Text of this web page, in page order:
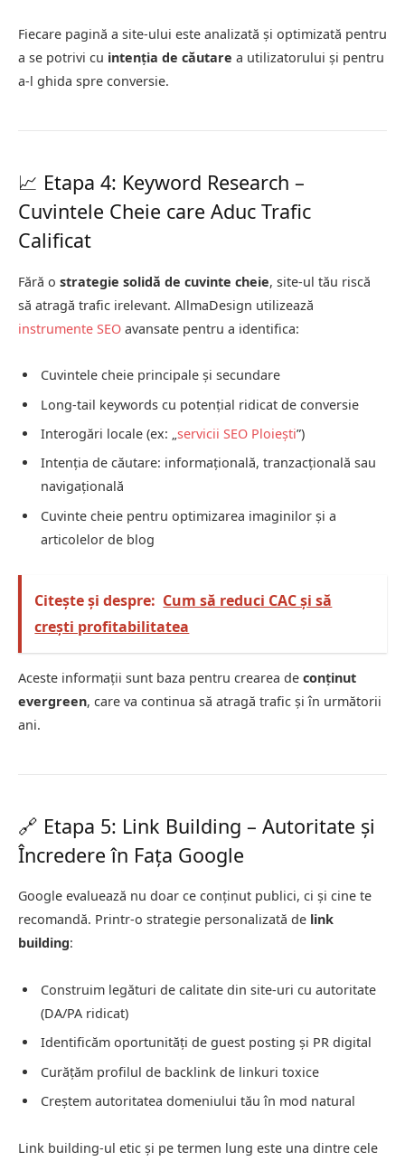
Fiecare pagină a site-ului este analizată și optimizată pentru
a se potrivi cu intenția de căutare a utilizatorului și pentru
a-l ghida spre conversie.
📈 Etapa 4: Keyword Research –
Cuvintele Cheie care Aduc Trafic
Calificat
Fără o strategie solidă de cuvinte cheie, site-ul tău riscă
să atragă trafic irelevant. AllmaDesign utilizează
instrumente SEO avansate pentru a identifica:
Cuvintele cheie principale și secundare
Long-tail keywords cu potențial ridicat de conversie
Interogări locale (ex: „servicii SEO Ploiești”)
Intenția de căutare: informațională, tranzacțională sau
navigațională
Cuvinte cheie pentru optimizarea imaginilor și a
articolelor de blog
Citește și despre: Cum să reduci CAC și să
crești profitabilitatea
Aceste informații sunt baza pentru crearea de conținut
evergreen, care va continua să atragă trafic și în următorii
ani.
🔗 Etapa 5: Link Building – Autoritate și
Încredere în Fața Google
Google evaluează nu doar ce conținut publici, ci și cine te
recomandă. Printr-o strategie personalizată de link
building:
Construim legături de calitate din site-uri cu autoritate
(DA/PA ridicat)
Identificăm oportunități de guest posting și PR digital
Curățăm profilul de backlink de linkuri toxice
Creștem autoritatea domeniului tău în mod natural
Link building-ul etic și pe termen lung este una dintre cele